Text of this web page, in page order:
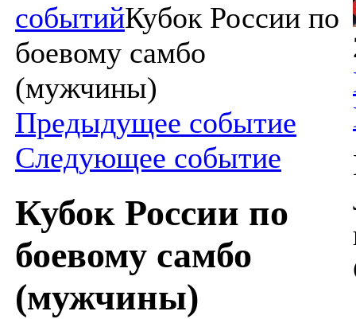
событийКубок России по
боевому самбо
(мужчины)
Предыдущее событие
Следующее событие
Кубок России по
боевому самбо
(мужчины)